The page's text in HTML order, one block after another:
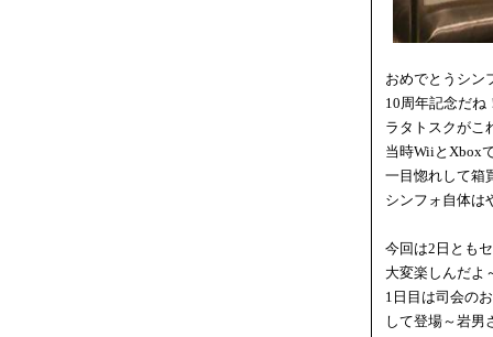
おめでとうシン
10周年記念だね
ラタトスクがこ
当時WiiとXbox
一目惚れして箱
シンフォ自体は
今回は2日とも
大変楽しんだよ
1日目は司会の
して登場～岩男